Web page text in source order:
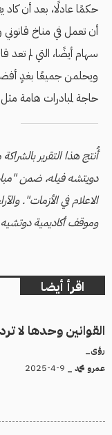
حكمًا عادلًا، بعد أن
أن تعمل في مناخ قانوني
سهام أيضًا، التي لم
ويحلمن جميعًا بغدٍ
حاجة لمبادرات هامة
أُنتج هذا التقرير
دويتشه فيله، ضمن
الاعلام في الأزمات".
وموقف أكاديمية
اقرأ أيضا
القوانين وحدها لا
رؤى_
عمرو محمد _